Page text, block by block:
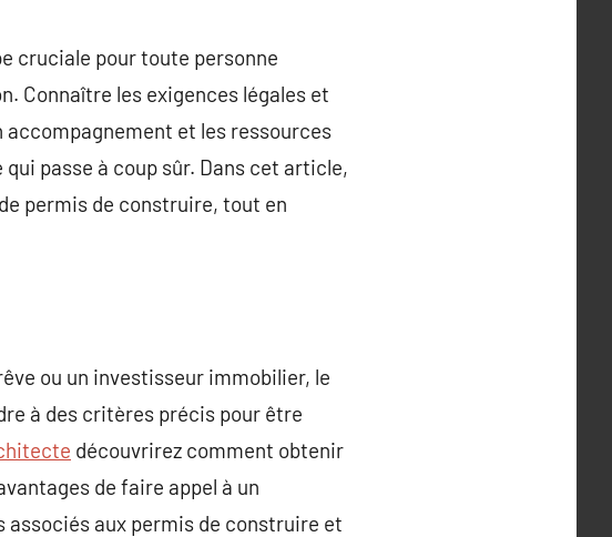
cruciale pour toute personne
Connaître les exigences légales et
et les ressources
passe à coup sûr. Dans cet article,
permis de construire, tout en
ou un investisseur immobilier, le
à des critères précis pour être
découvrirez comment obtenir
de faire appel à un
aux permis de construire et